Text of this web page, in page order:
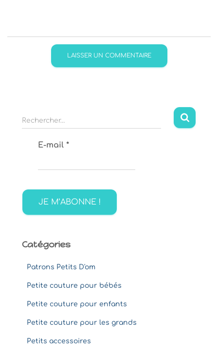
R
e
h
r
Rechercher…
E-mail *
Catégories
Patrons Petits D'om
Petite couture pour bébés
Petite couture pour enfants
Petite couture pour les grands
Petits accessoires